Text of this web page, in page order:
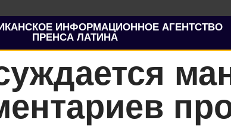
ИНФОРМАЦИОННОЕ АГЕНТСТВО
ПРЕНСА ЛАТИНА